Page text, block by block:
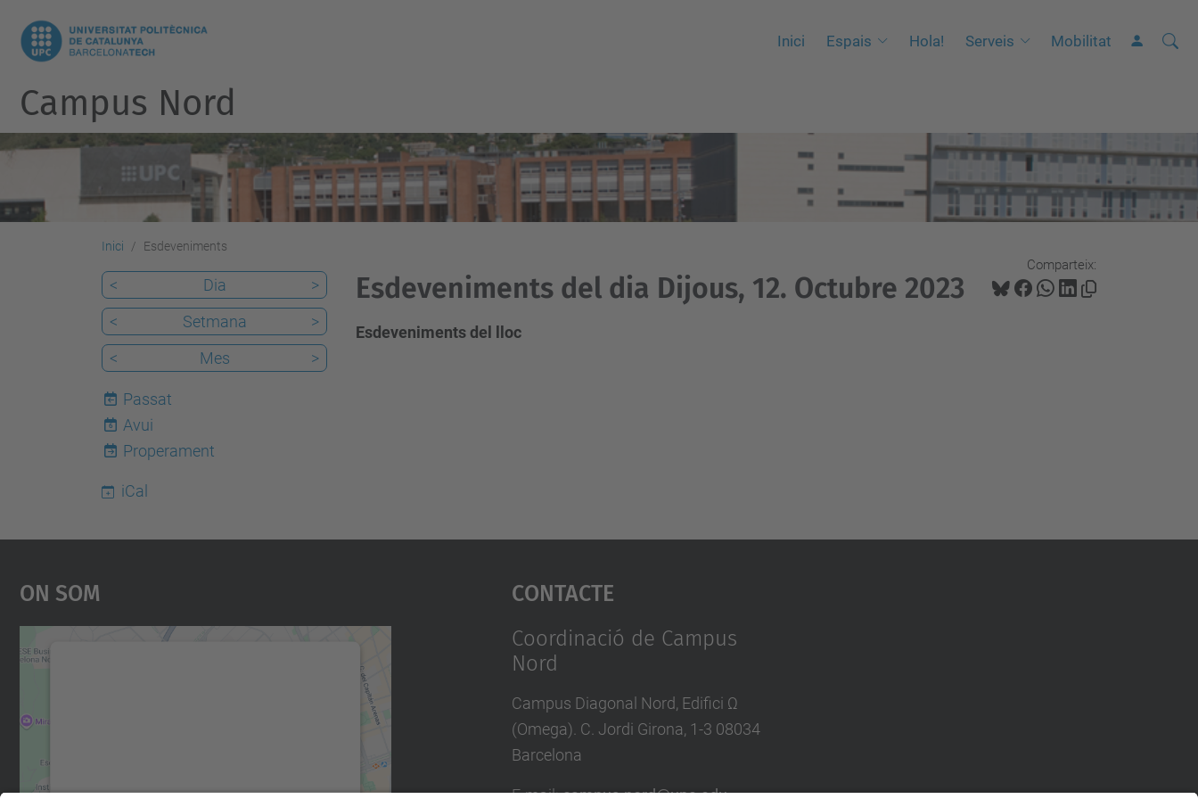
Inici Espais Hola! Serveis Mobilitat Cerca
C
a
v
a
Campus Nord
Inici Esdeveniments
Comparteix:
Esdeveniments del dia Dijous, 12. Octubre 2023
Esdeveniments del lloc
< Dia
>
<
Setmana
>
<
Mes >
Passat
6
Avui
Properament
iCal
On Som Contacte
Coordinació de Campus
Nord
Campus Diagonal Nord, Edifici Ω
(Omega). C. Jordi Girona, 1-3 08034
Barcelona
E-mail:campus.nord@upc.edu